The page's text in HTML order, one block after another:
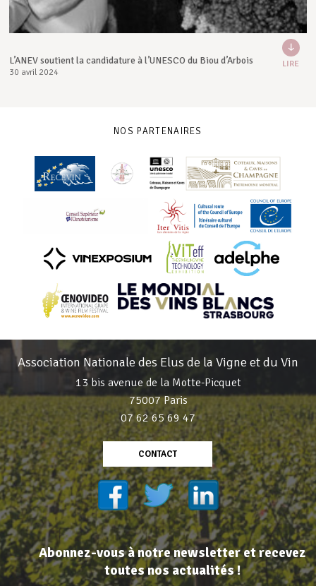
L’ANEV soutient la candidature à l’UNESCO du Biou d’Arbois
30 avril 2024
LIRE
NOS PARTENAIRES
Association Nationale des Elus de la Vigne et du Vin
13 bis avenue de la Motte-Picquet
75007 Paris
07 62 65 69 47
CONTACT
Abonnez-vous à notre newsletter et recevez
toutes nos actualités !